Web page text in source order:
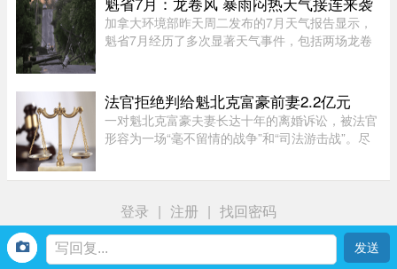
加拿大环境部昨天周二发布的7月天气报告显示，
魁省7月经历了多次显著天气事件，包括两场龙卷
别袭击了Laurentides地区的Ha ...
法官拒绝判给魁北克富豪前妻2.2亿元
一对魁北克富豪夫妻长达十年的离婚诉讼，被法官
形容为一场“毫不留情的战争”和“司法游击战”。尽
登录 | 注册 | 找回密码
首页 生活